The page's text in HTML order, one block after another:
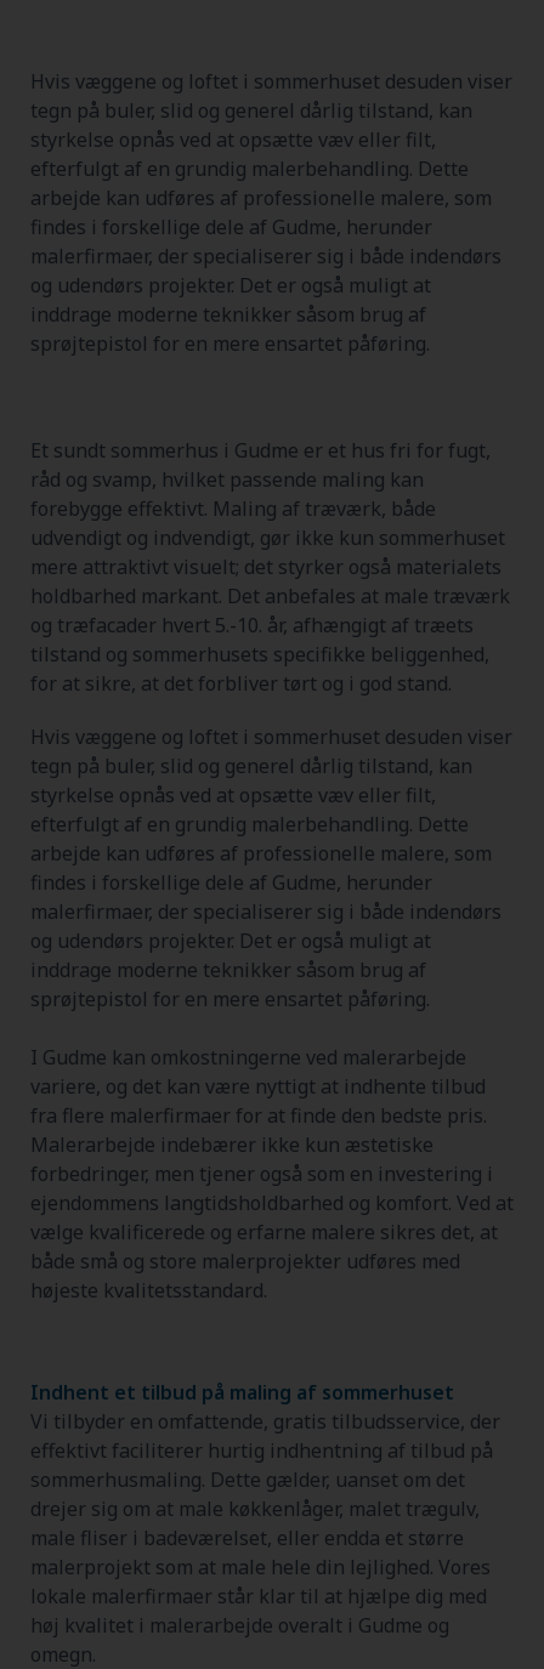
Hvis væggene og loftet i sommerhuset desuden viser
tegn på buler, slid og generel dårlig tilstand, kan
styrkelse opnås ved at opsætte væv eller filt,
efterfulgt af en grundig malerbehandling. Dette
arbejde kan udføres af professionelle malere, som
findes i forskellige dele af Gudme, herunder
malerfirmaer, der specialiserer sig i både indendørs
og udendørs projekter. Det er også muligt at
inddrage moderne teknikker såsom brug af
sprøjtepistol for en mere ensartet påføring.
Et sundt sommerhus i Gudme er et hus fri for fugt,
råd og svamp, hvilket passende maling kan
forebygge effektivt. Maling af træværk, både
udvendigt og indvendigt, gør ikke kun sommerhuset
mere attraktivt visuelt; det styrker også materialets
holdbarhed markant. Det anbefales at male træværk
og træfacader hvert 5.-10. år, afhængigt af træets
tilstand og sommerhusets specifikke beliggenhed,
for at sikre, at det forbliver tørt og i god stand.
Hvis væggene og loftet i sommerhuset desuden viser
tegn på buler, slid og generel dårlig tilstand, kan
styrkelse opnås ved at opsætte væv eller filt,
efterfulgt af en grundig malerbehandling. Dette
arbejde kan udføres af professionelle malere, som
findes i forskellige dele af Gudme, herunder
malerfirmaer, der specialiserer sig i både indendørs
og udendørs projekter. Det er også muligt at
inddrage moderne teknikker såsom brug af
sprøjtepistol for en mere ensartet påføring.
I Gudme kan omkostningerne ved malerarbejde
variere, og det kan være nyttigt at indhente tilbud
fra flere malerfirmaer for at finde den bedste pris.
Malerarbejde indebærer ikke kun æstetiske
forbedringer, men tjener også som en investering i
ejendommens langtidsholdbarhed og komfort. Ved at
vælge kvalificerede og erfarne malere sikres det, at
både små og store malerprojekter udføres med
højeste kvalitetsstandard.
Indhent et tilbud på maling af sommerhuset
Vi tilbyder en omfattende, gratis tilbudsservice, der
effektivt faciliterer hurtig indhentning af tilbud på
sommerhusmaling. Dette gælder, uanset om det
drejer sig om at male køkkenlåger, malet trægulv,
male fliser i badeværelset, eller endda et større
malerprojekt som at male hele din lejlighed. Vores
lokale malerfirmaer står klar til at hjælpe dig med
høj kvalitet i malerarbejde overalt i Gudme og
omegn.